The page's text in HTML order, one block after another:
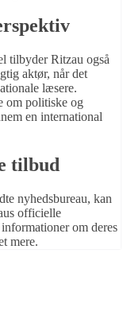
tilbyder Ritzau også
aktør, når det
læsere.
om politiske og
en international
tilbud
nyhedsbureau, kan
officielle
om deres
mere.